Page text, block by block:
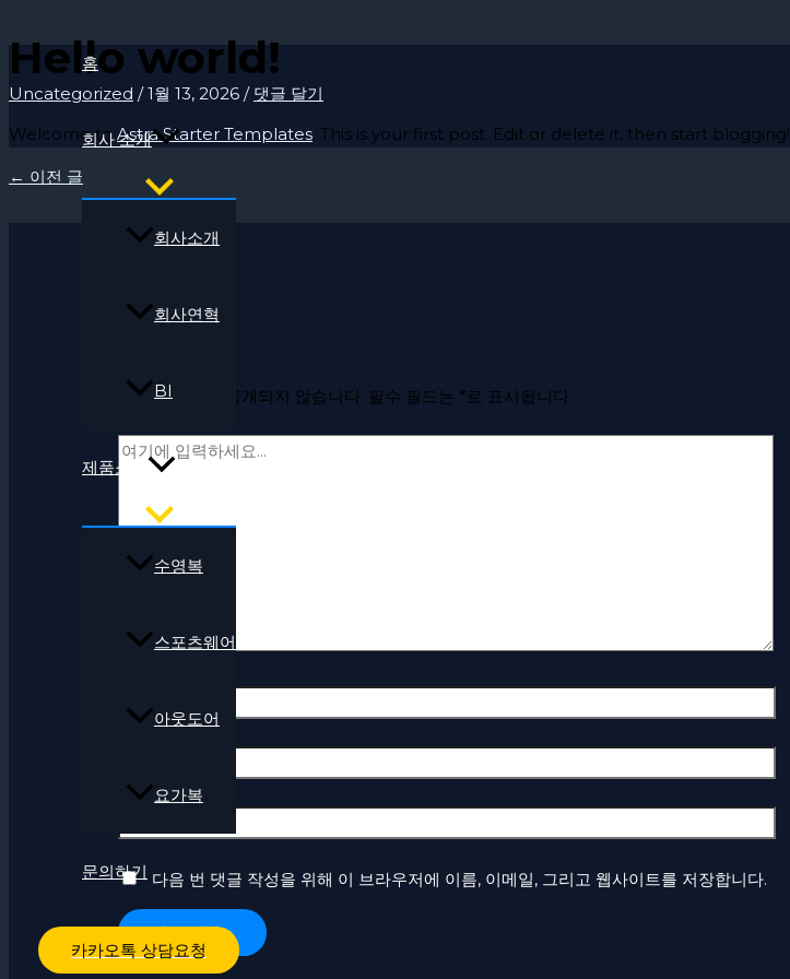
텐
츠
로
건
뛰
홈
회사 소개
회사소개
회사연혁
BI
제품소개
수영복
스포츠웨어
아웃도어
요가복
문의하기
카카오톡 상담요청
Hello world!
Uncategorized /1월 13, 2026 / 댓글 달기
Welcome toAstra Starter Templates. This is your first post. Edit or delete it, then start blogging!
← 이전 글
이메일 주소는 공개되지 않습니다. 필수 필드는 * 로 표시됩니다
여
기
입
력
요...
름
메
*
사
이
다음 번 댓글 작성을 위해 이 브라우저에 이름, 이메일, 그리고 웹사이트를 저장합니다.